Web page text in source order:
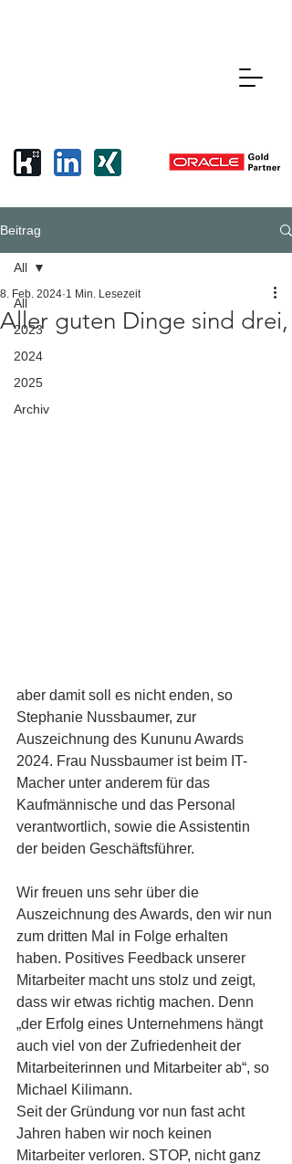
Beitrag
All
2023
2024
2025
Archiv
All
Aller guten Dinge sind drei,
8. Feb. 2024 1 Min. Lesezeit
aber damit soll es nicht enden, so
Stephanie Nussbaumer, zur
Auszeichnung des Kununu Awards
2024. Frau Nussbaumer ist beim IT-
Macher unter anderem für das
Kaufmännische und das Personal
verantwortlich, sowie die Assistentin
der beiden Geschäftsführer.
Wir freuen uns sehr über die
Auszeichnung des Awards, den wir nun
zum dritten Mal in Folge erhalten
haben. Positives Feedback unserer
Mitarbeiter macht uns stolz und zeigt,
dass wir etwas richtig machen. Denn
„der Erfolg eines Unternehmens hängt
auch viel von der Zufriedenheit der
Mitarbeiterinnen und Mitarbeiter ab“, so
Michael Kilimann.
Seit der Gründung vor nun fast acht
Jahren haben wir noch keinen
Mitarbeiter verloren. STOP, nicht ganz